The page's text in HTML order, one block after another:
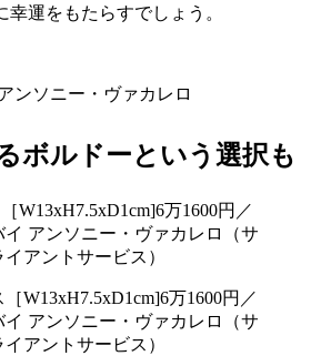
運をもたらすでしょう。
ンソニー・ヴァカレロ
ボルドーという選択も
W13xH7.5xD1cm]6万1600円／
アンソニー・ヴァカレロ（サ
アントサービス）